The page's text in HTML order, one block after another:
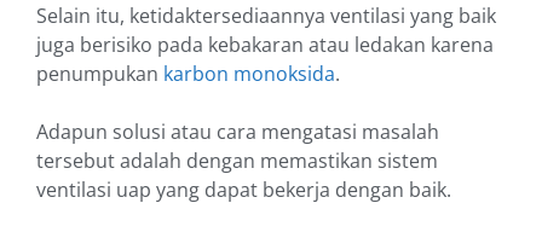
Selain itu, ketidaktersediaannya ventilasi yang baik
juga berisiko pada kebakaran atau ledakan karena
penumpukan karbon monoksida.
Adapun solusi atau cara mengatasi masalah
tersebut adalah dengan memastikan sistem
ventilasi uap yang dapat bekerja dengan baik.